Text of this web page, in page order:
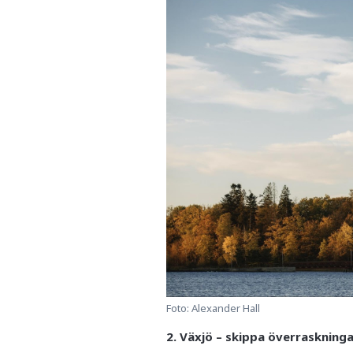
Foto: Alexander Hall
2. Växjö – skippa